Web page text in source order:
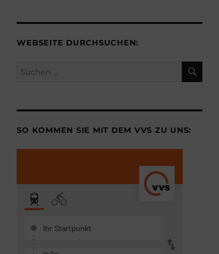
WEBSEITE DURCHSUCHEN:
Suchen
SO KOMMEN SIE MIT DEM VVS ZU UNS: